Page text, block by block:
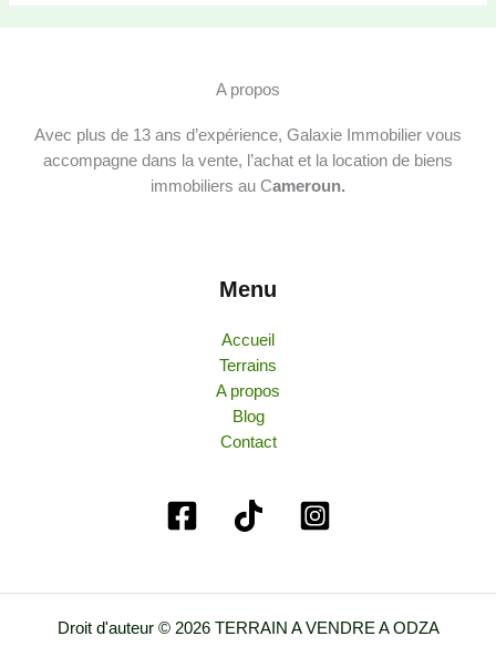
A propos
Avec plus de 13 ans d’expérience, Galaxie Immobilier vous
accompagne dans la vente, l’achat et la location de biens
immobiliers au Cameroun.
Menu
Accueil
Terrains
A propos
Blog
Contact
Droit d'auteur © 2026 TERRAIN A VENDRE A ODZA